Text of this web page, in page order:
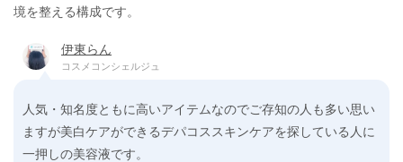
境を整える構成です。
伊東らん
コスメコンシェルジュ
人気・知名度ともに高いアイテムなのでご存知の人も多い思い
ますが美白ケアができるデパコススキンケアを探している人に
一押しの美容液です。